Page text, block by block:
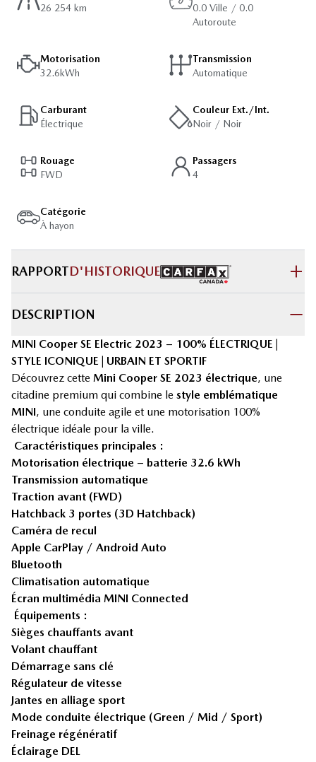
26 254 km
0.0 Ville / 0.0
Autoroute
Motorisation
32.6kWh
Transmission
Automatique
Carburant
Électrique
Couleur Ext./Int.
Noir / Noir
Rouage
FWD
Passagers
4
Catégorie
À hayon
RAPPORTD'HISTORIQUE
DESCRIPTION
MINI Cooper SE Electric 2023 – 100% ÉLECTRIQUE |
STYLE ICONIQUE | URBAIN ET SPORTIF
Découvrez cette Mini Cooper SE 2023 électrique, une
citadine premium qui combine le style emblématique
MINI, une conduite agile et une motorisation 100%
électrique idéale pour la ville.
Caractéristiques principales :
Motorisation électrique – batterie 32.6 kWh
Transmission automatique
Traction avant (FWD)
Hatchback 3 portes (3D Hatchback)
Caméra de recul
Apple CarPlay / Android Auto
Bluetooth
Climatisation automatique
Écran multimédia MINI Connected
Équipements :
Sièges chauffants avant
Volant chauffant
Démarrage sans clé
Régulateur de vitesse
Jantes en alliage sport
Mode conduite électrique (Green / Mid / Sport)
Freinage régénératif
Éclairage DEL